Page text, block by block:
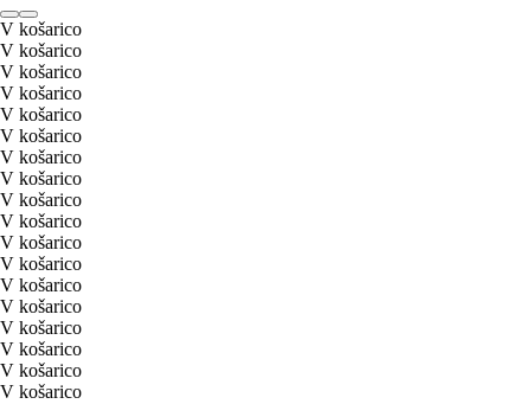
V košarico
V košarico
V košarico
V košarico
V košarico
V košarico
V košarico
V košarico
V košarico
V košarico
V košarico
V košarico
V košarico
V košarico
V košarico
V košarico
V košarico
V košarico